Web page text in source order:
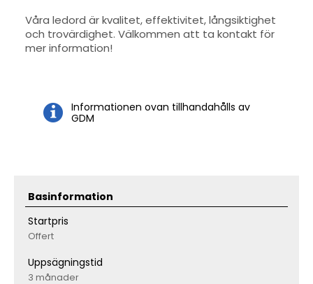
Våra ledord är kvalitet, effektivitet, långsiktighet
och trovärdighet. Välkommen att ta kontakt för
mer information!
Informationen ovan tillhandahålls av
GDM
Basinformation
Startpris
Offert
Uppsägningstid
3 månader